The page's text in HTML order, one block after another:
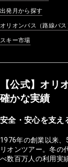
出発月から探す
オリオンバス（路線バ
スキー市場
【公式】オリ
確かな実績
安全・安心を支え
1976年の創業以来
リオンツアー。冬の
べ数百万人の利用実